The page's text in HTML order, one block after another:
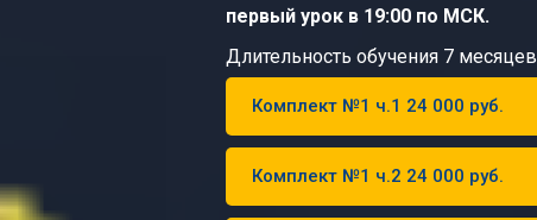
первый урок в 19:00 по МСК.
Длительность обучения 7 месяцев
Комплект №1 ч.1 24 000 руб.
Комплект №1 ч.2 24 000 руб.